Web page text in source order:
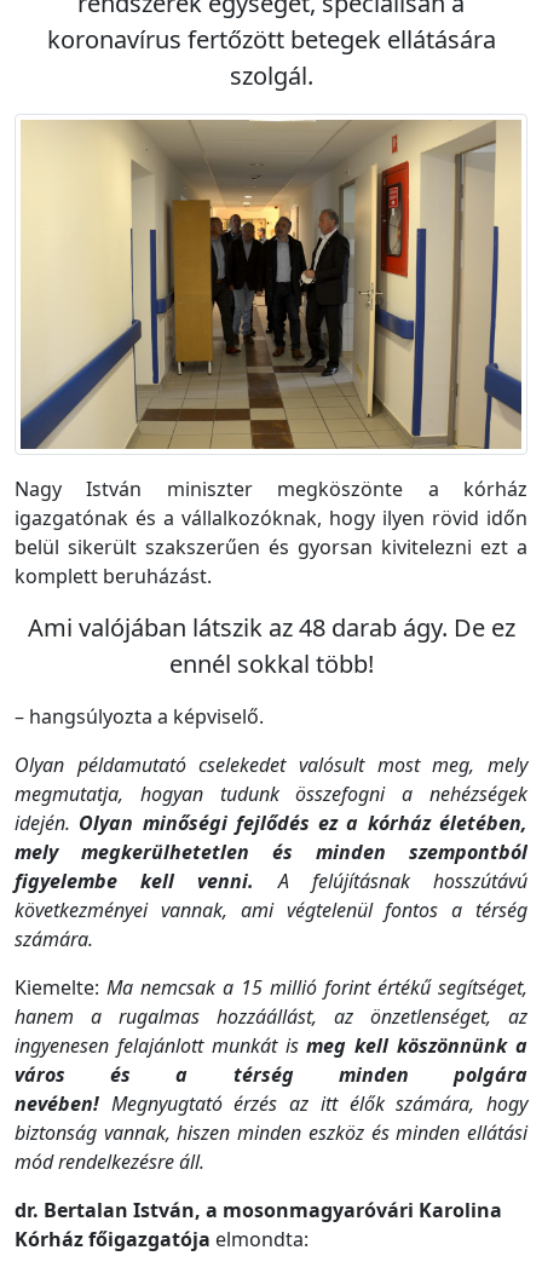
koronavírus fertőzött betegek ellátására
szolgál.
Nagy István miniszter megköszönte a kórház
igazgatónak és a vállalkozóknak, hogy ilyen rövid időn
belül sikerült szakszerűen és gyorsan kivitelezni ezt a
komplett beruházást.
Ami valójában látszik az 48 darab ágy. De ez
ennél sokkal több!
– hangsúlyozta a képviselő.
Olyan példamutató cselekedet valósult most meg, mely
megmutatja, hogyan tudunk összefogni a nehézségek
idején. Olyan minőségi fejlődés ez a kórház életében,
mely megkerülhetetlen és minden szempontból
figyelembe kell venni.
A felújításnak hosszútávú
következményei vannak, ami végtelenül fontos a térség
számára.
Kiemelte: Ma nemcsak a 15 millió forint értékű segítséget,
hanem a rugalmas hozzáállást, az önzetlenséget, az
ingyenesen felajánlott munkát ismeg kell köszönnünk a
város és a térség minden polgára
nevében! Megnyugtató érzés az itt élők számára, hogy
biztonság vannak, hiszen minden eszköz és minden ellátási
mód rendelkezésre áll.
dr. Bertalan István, a mosonmagyaróvári Karolina
Kórház főigazgatója elmondta: